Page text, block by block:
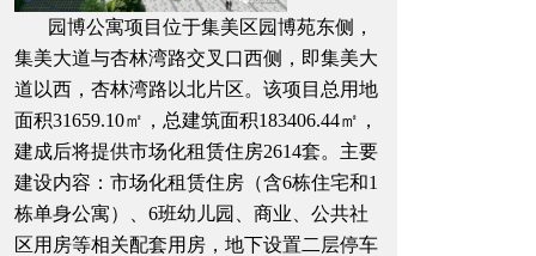
园博公寓项目位于集美区园博苑东侧，
集美大道与杏林湾路交叉口西侧，即集美大
道以西，杏林湾路以北片区。该项目总用地
面积31659.10㎡，总建筑面积183406.44㎡，
建成后将提供市场化租赁住房2614套。主要
建设内容：市场化租赁住房（含6栋住宅和1
栋单身公寓）、6班幼儿园、商业、公共社
区用房等相关配套用房，地下设置二层停车